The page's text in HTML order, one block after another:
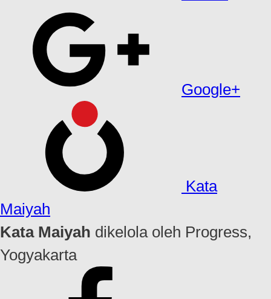
Google+
Kata
Maiyah
Kata Maiyah dikelola oleh Progress,
Yogyakarta